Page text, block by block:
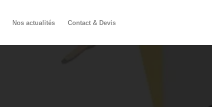
Nos actualités Contact & Devis